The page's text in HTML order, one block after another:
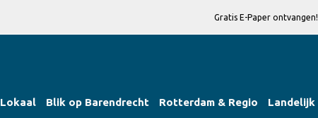
Gratis E-Paper ontvangen!
Lokaal Blik op Barendrecht Rotterdam & Regio Landelijk